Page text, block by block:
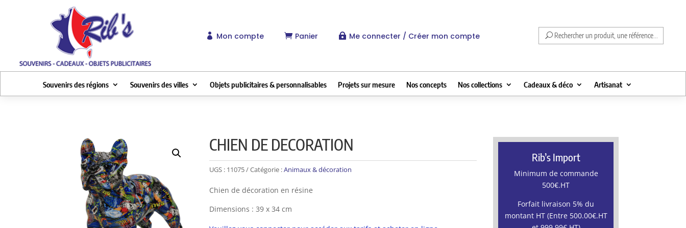
 Mon compte  Panier  Me connecter / Créer mon compte Rechercher un produit, une référence...
Souvenirs des régions Souvenirs des villes Objets publicitaires & personnalisables Projets sur mesure Nos concepts Nos collections Cadeaux & déco Artisanat
CHIEN DE DECORATION
UGS : 11075 Catégorie :Animaux & décoration
Chien de décoration en résine
Dimensions : 39 x 34 cm
Rib’s Import
Minimum de commande
500€.HT
Forfait livraison 5% du
montant HT (Entre 500.00€.HT